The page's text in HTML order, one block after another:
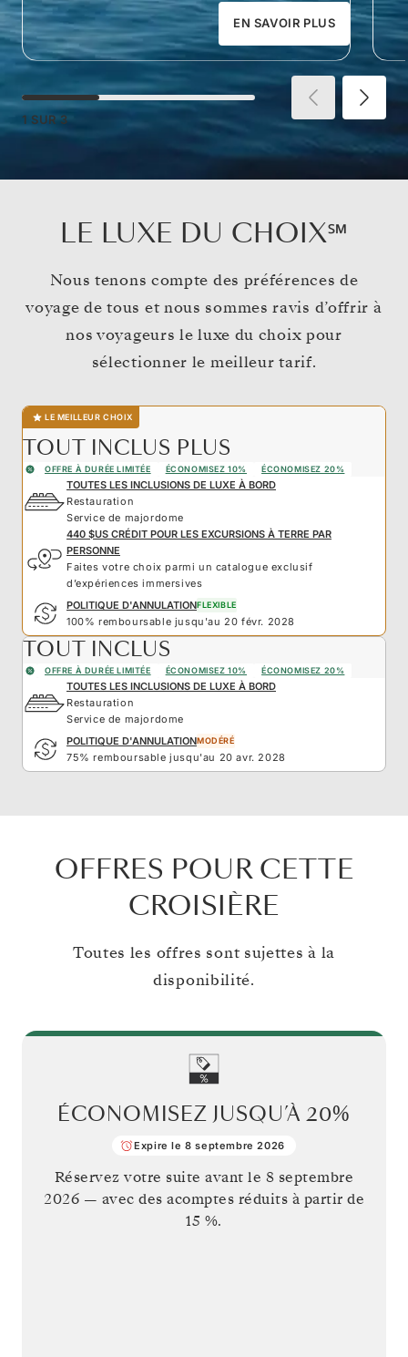
EN SAVOIR PLUS
1 SUR 3
LE LUXE DU CHOIX℠
Nous tenons compte des préférences de
voyage de tous et nous sommes ravis d’offrir à
nos voyageurs le luxe du choix pour
sélectionner le meilleur tarif.
LE MEILLEUR CHOIX
TOUT INCLUS PLUS
OFFRE À DURÉE LIMITÉE ÉCONOMISEZ 10% ÉCONOMISEZ 20%
TOUTES LES INCLUSIONS DE LUXE À BORD
Restauration
Service de majordome
440 $US CRÉDIT POUR LES EXCURSIONS À TERRE PAR
PERSONNE
Faites votre choix parmi un catalogue exclusif
d’expériences immersives
POLITIQUE D'ANNULATIONFLEXIBLE
100% remboursable jusqu'au 20 févr. 2028
TOUT INCLUS
OFFRE À DURÉE LIMITÉE ÉCONOMISEZ 10% ÉCONOMISEZ 20%
TOUTES LES INCLUSIONS DE LUXE À BORD
Restauration
Service de majordome
POLITIQUE D'ANNULATIONMODÉRÉ
75% remboursable jusqu'au 20 avr. 2028
OFFRES POUR CETTE
CROISIÈRE
Toutes les offres sont sujettes à la
disponibilité.
ÉCONOMISEZ JUSQU’À 20%
Expire le 8 septembre 2026
Réservez votre suite avant le 8 septembre
2026 — avec des acomptes réduits à partir de
15 %.